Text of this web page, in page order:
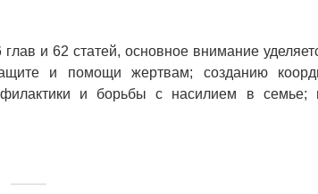
и 62 статей, основное внимание
и помощи жертвам; созданию
и борьбы с насилием в семье;